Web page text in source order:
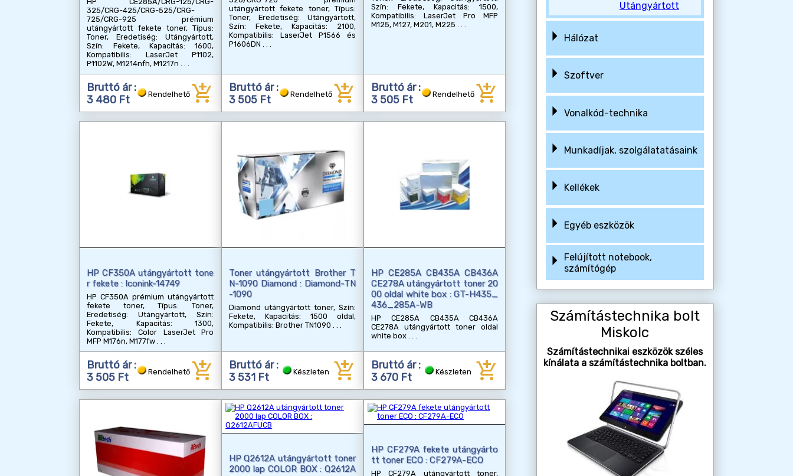
325/CRG-425/CRG-525/CRG-
725/CRG-925 prémium
utángyártott fekete toner, Típus:
Toner, Eredetiség: Utángyártott,
Szín: Fekete, Kapacitás: 1600,
Kompatibilis: LaserJet P1102,
P1102W, M1214nfh, M1217n
Bruttó ár :
3 480 Ft
Rendelhető add_shopping_cart
utángyártott fekete toner, Típus:
Toner, Eredetiség: Utángyártott,
Szín: Fekete, Kapacitás: 2100,
Kompatibilis: LaserJet P1566 és
P1606DN
Bruttó ár :
3 505 Ft
Rendelhető add_shopping_cart
Szín: Fekete, Kapacitás: 1500,
Kompatibilis: LaserJet Pro MFP
M125, M127, M201, M225
Bruttó ár :
3 505 Ft
Rendelhető add_shopping_cart
HP CF350A utángyártott tone
r fekete : Iconink-14749
HP CF350A prémium utángyártott
fekete toner, Típus: Toner,
Eredetiség: Utángyártott, Szín:
Fekete, Kapacitás: 1300,
Kompatibilis: Color LaserJet Pro
MFP M176n, M177fw
Bruttó ár :
3 505 Ft
Rendelhető add_shopping_cart
Toner utángyártott Brother T
N-1090 Diamond : Diamond-TN
-1090
Diamond utángyártott toner, Szín:
Fekete, Kapacitás: 1500 oldal,
Kompatibilis: Brother TN1090
Bruttó ár :
3 531 Ft
Készleten add_shopping_cart
HP CE285A CB435A CB436A
CE278A utángyártott toner 20
00 oldal white box : GT-H435_
436_285A-WB
HP CE285A CB435A CB436A
CE278A utángyártott toner oldal
white box
Bruttó ár :
3 670 Ft
Készleten add_shopping_cart
HP Q2612A utángyártott toner
2000 lap COLOR BOX : Q2612A
HP CF279A fekete utángyárto
tt toner ECO : CF279A-ECO
HP CF279A utángyártott toner,
Utángyártott
Hálózat
Szoftver
Vonalkód-technika
Munkadíjak, szolgálatatásaink
Kellékek
Egyéb eszközök
Felújított notebook,
számítógép
Számítástechnika bolt
Miskolc
Számítástechnikai eszközök széles
kínálata a számítástechnika boltban.